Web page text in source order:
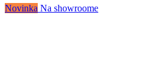
Novinka Na showroome